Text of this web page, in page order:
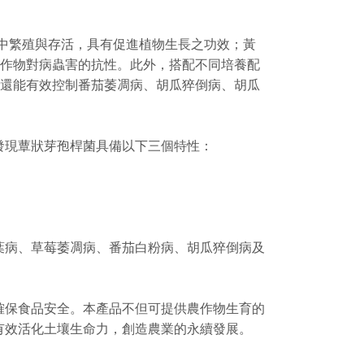
繁殖與存活，具有促進植物生長之功效；黃
物對病蟲害的抗性。此外，搭配不同培養配
能有效控制番茄萎凋病、胡瓜猝倒病、胡瓜
蕈狀芽孢桿菌具備以下三個特性：
、草莓萎凋病、番茄白粉病、胡瓜猝倒病及
食品安全。本產品不但可提供農作物生育的
活化土壤生命力，創造農業的永續發展。